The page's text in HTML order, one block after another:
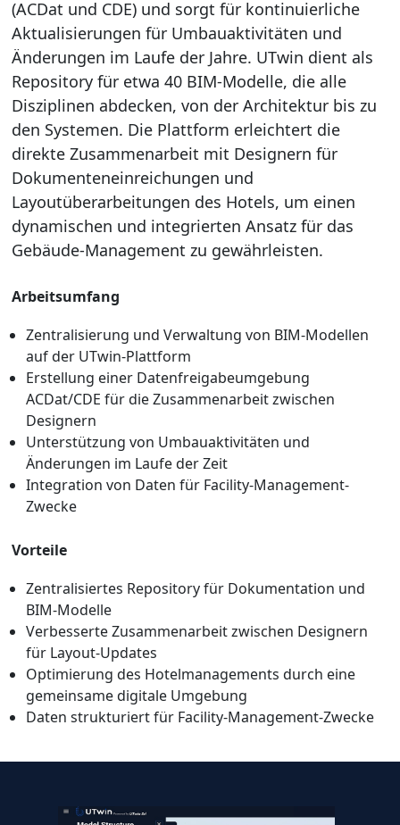
(ACDat und CDE) und sorgt für kontinuierliche
Aktualisierungen für Umbauaktivitäten und
Änderungen im Laufe der Jahre. UTwin dient als
Repository für etwa 40 BIM-Modelle, die alle
Disziplinen abdecken, von der Architektur bis zu
den Systemen. Die Plattform erleichtert die
direkte Zusammenarbeit mit Designern für
Dokumenteneinreichungen und
Layoutüberarbeitungen des Hotels, um einen
dynamischen und integrierten Ansatz für das
Gebäude-Management zu gewährleisten.
Arbeitsumfang
Zentralisierung und Verwaltung von BIM-Modellen
auf der UTwin-Plattform
Erstellung einer Datenfreigabeumgebung
ACDat/CDE für die Zusammenarbeit zwischen
Designern
Unterstützung von Umbauaktivitäten und
Änderungen im Laufe der Zeit
Integration von Daten für Facility-Management-
Zwecke
Vorteile
Zentralisiertes Repository für Dokumentation und
BIM-Modelle
Verbesserte Zusammenarbeit zwischen Designern
für Layout-Updates
Optimierung des Hotelmanagements durch eine
gemeinsame digitale Umgebung
Daten strukturiert für Facility-Management-Zwecke